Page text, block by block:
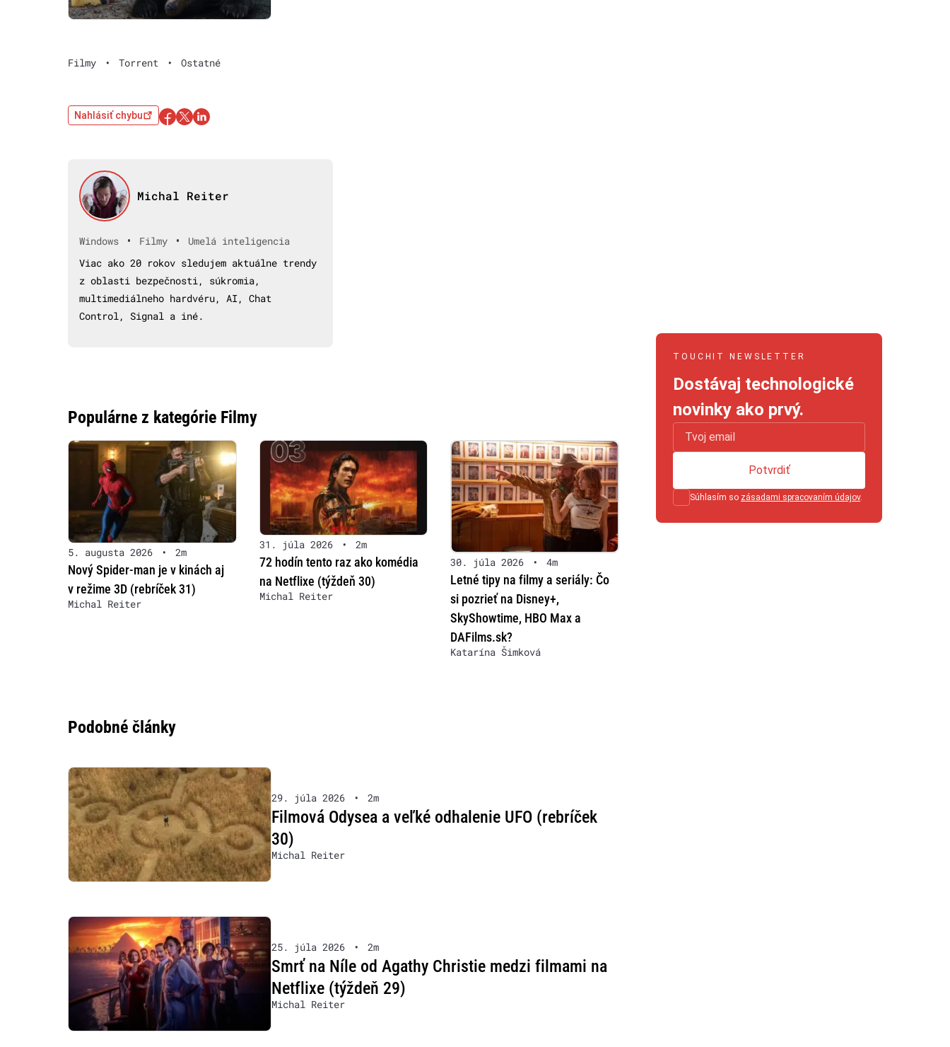
Filmy • Torrent • Ostatné
Nahlásiť chybu
Michal Reiter
Windows • Filmy •
Umelá inteligencia
Viac ako 20 rokov sledujem aktuálne trendy
z oblasti bezpečnosti, súkromia,
multimediálneho hardvéru, AI, Chat
Control, Signal a iné.
Populárne z kategórie Filmy
5. augusta 2026 • 2m
Nový Spider-man je v kinách aj
v režime 3D (rebríček 31)
Michal Reiter
31. júla 2026 • 2m
72 hodín tento raz ako komédia
na Netflixe (týždeň 30)
Michal Reiter
30. júla 2026 • 4m
Letné tipy na filmy a seriály: Čo
si pozrieť na Disney+,
SkyShowtime, HBO Max a
DAFilms.sk?
Katarína Šimková
Podobné články
29. júla 2026 • 2m
Filmová Odysea a veľké odhalenie UFO (rebríček
30)
Michal Reiter
25. júla 2026 • 2m
Smrť na Níle od Agathy Christie medzi filmami na
Netflixe (týždeň 29)
Michal Reiter
TOUCHIT NEWSLETTER
Dostávaj technologické
novinky ako prvý.
Súhlasím so zásadami spracovaním údajov.
Potvrdiť